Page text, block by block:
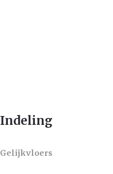
Indeling
Gelijkvloers